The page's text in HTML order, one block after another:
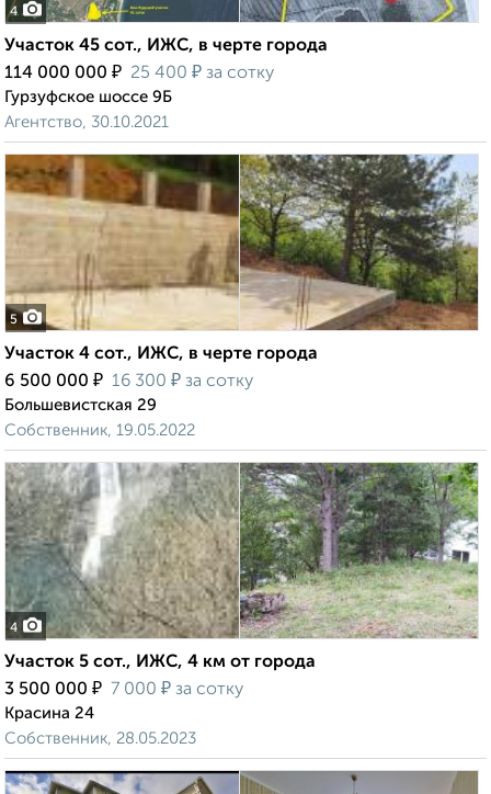
4
Участок 45 сот., ИЖС, в черте города
114 000 000 ₽ 25 400 ₽ за сотку
Гурзуфское шоссе 9Б
Агентство, 30.10.2021
5
Участок 4 сот., ИЖС, в черте города
6 500 000 ₽ 16 300 ₽ за сотку
Большевистская 29
Собственник, 19.05.2022
4
Участок 5 сот., ИЖС, 4 км от города
3 500 000 ₽ 7 000 ₽ за сотку
Красина 24
Собственник, 28.05.2023